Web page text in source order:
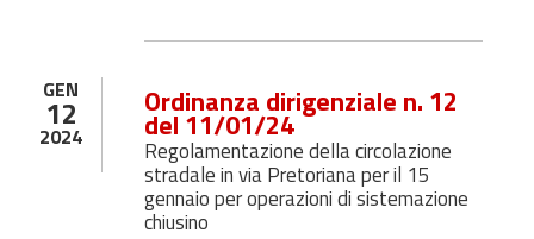
GEN
12
2024
Ordinanza dirigenziale n. 12
del 11/01/24
Regolamentazione della circolazione
stradale in via Pretoriana per il 15
gennaio per operazioni di sistemazione
chiusino